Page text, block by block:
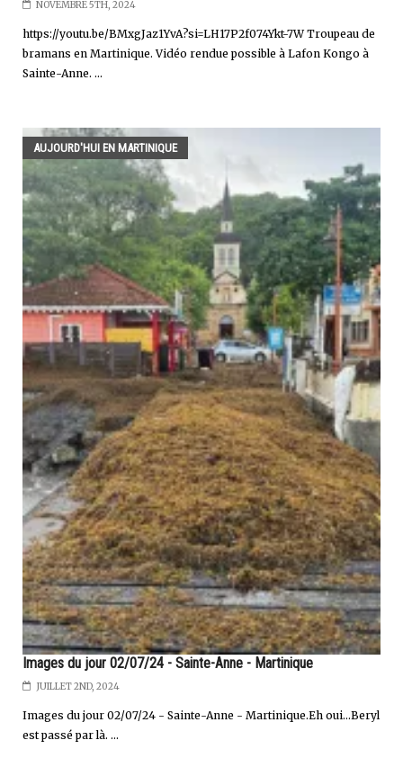
NOVEMBRE 5TH, 2024
https://youtu.be/BMxgJaz1YvA?si=LH17P2f074Ykt-7W Troupeau de
bramans en Martinique. Vidéo rendue possible à Lafon Kongo à
Sainte-Anne. ...
AUJOURD'HUI EN MARTINIQUE
Images du jour 02/07/24 - Sainte-Anne - Martinique
JUILLET 2ND, 2024
Images du jour 02/07/24 - Sainte-Anne - Martinique.Eh oui...Beryl
est passé par là. ...